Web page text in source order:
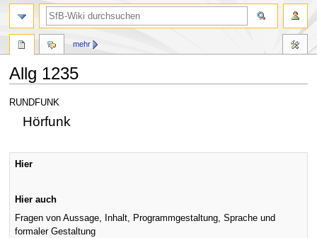
Allg 1235
Zur
Navigation
springen
Zur
Suche
springen
RUNDFUNK
Hörfunk
Hier
Hier auch
Fragen von Aussage, Inhalt, Programmgestaltung, Sprache und
formaler Gestaltung
mehr